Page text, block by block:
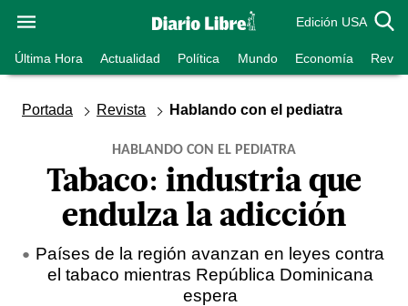
Edición USA
Última Hora Actualidad Política Mundo Economía
Portada Revista Hablando con el pediatra
HABLANDO CON EL PEDIATRA
Tabaco: industria que
endulza la adicción
Países de la región avanzan en leyes contra
el tabaco mientras República Dominicana
espera